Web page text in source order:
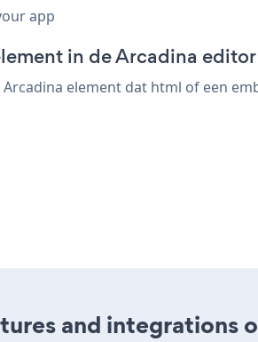
app
in de Arcadina editor
element dat html of een
and integrations